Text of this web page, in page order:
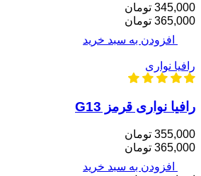
345,000 تومان
365,000 تومان
افزودن به سبد خرید
رافیا نواری
رافیا نواری قرمز G13
355,000 تومان
365,000 تومان
افزودن به سبد خرید